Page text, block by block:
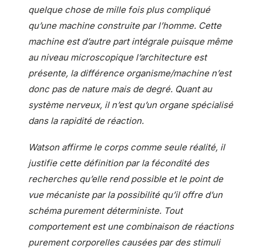
quelque chose de mille fois plus compliqué
qu’une machine construite par l’homme. Cette
machine est d’autre part intégrale puisque même
au niveau microscopique l’architecture est
présente, la différence organisme/machine n’est
donc pas de nature mais de degré. Quant au
système nerveux, il n’est qu’un organe spécialisé
dans la rapidité de réaction.
Watson affirme le corps comme seule réalité, il
justifie cette définition par la fécondité des
recherches qu’elle rend possible et le point de
vue mécaniste par la possibilité qu’il offre d’un
schéma purement déterministe. Tout
comportement est une combinaison de réactions
purement corporelles causées par des stimuli